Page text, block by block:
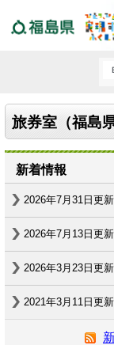
旅券室（福島
新着情報
2026年7月31日更新
2026年7月13日更新
2026年3月23日更新
2021年3月11日更新